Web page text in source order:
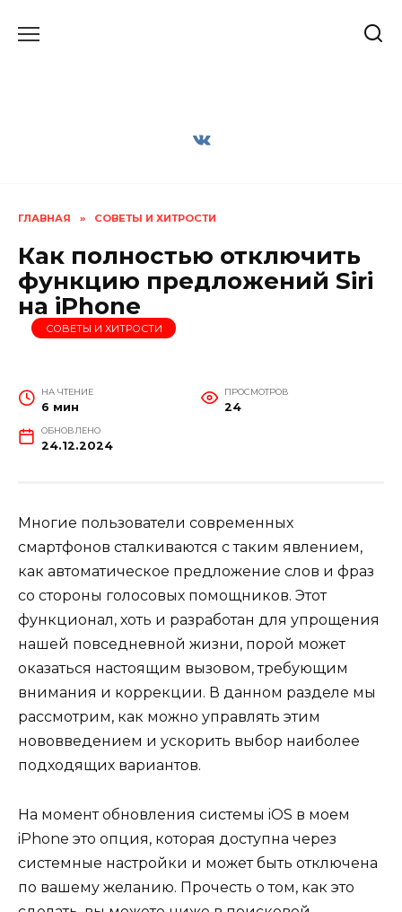
ГЛАВНАЯ » СОВЕТЫ И ХИТРОСТИ
Как полностью отключить
функцию предложений Siri
на iPhone
СОВЕТЫ И ХИТРОСТИ
НА ЧТЕНИЕ
6 мин
ПРОСМОТРОВ
24
ОБНОВЛЕНО
24.12.2024
Многие пользователи современных
смартфонов сталкиваются с таким явлением,
как автоматическое предложение слов и фраз
со стороны голосовых помощников. Этот
функционал, хоть и разработан для упрощения
нашей повседневной жизни, порой может
оказаться настоящим вызовом, требующим
внимания и коррекции. В данном разделе мы
рассмотрим, как можно управлять этим
нововведением и ускорить выбор наиболее
подходящих вариантов.
На момент обновления системы iOS в моем
iPhone это опция, которая доступна через
системные настройки и может быть отключена
по вашему желанию. Прочесть о том, как это